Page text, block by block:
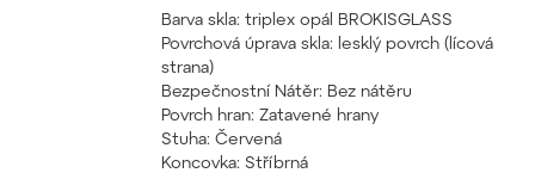
Barva skla: triplex opál BROKISGLASS
Povrchová úprava skla: lesklý povrch (lícová
strana)
Bezpečnostní Nátěr: Bez nátěru
Povrch hran: Zatavené hrany
Stuha: Červená
Koncovka: Stříbrná